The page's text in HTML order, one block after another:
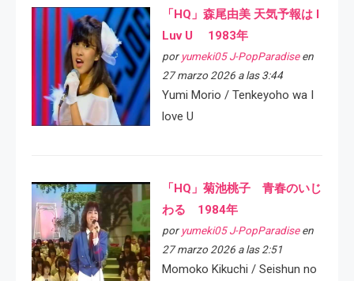
「HQ」森尾由美 天気予報は I
Luv U 1983年
por yumeki05 J-PopParadiseen
27 marzo 2026 a las 3:44
Yumi Morio / Tenkeyoho wa I
love U
「HQ」菊池桃子 青春のいじ
わる 1984年
por yumeki05 J-PopParadiseen
27 marzo 2026 a las 2:51
Momoko Kikuchi / Seishun no